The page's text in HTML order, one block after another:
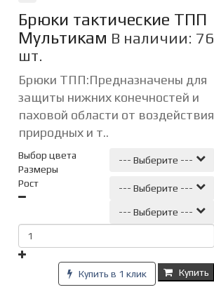
Брюки тактические ТПП
Мультикам В наличии: 76
шт.
Брюки ТПП:Предназначены для
защиты нижних конечностей и
паховой области от воздействия
природных и т..
Выбор цвета
--- Выберите ---
Размеры
--- Выберите ---
Рост
--- Выберите ---
Купить в 1 клик Купить